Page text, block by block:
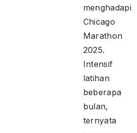
menghadapi
Chicago
Marathon
2025.
Intensif
latihan
beberapa
bulan,
ternyata